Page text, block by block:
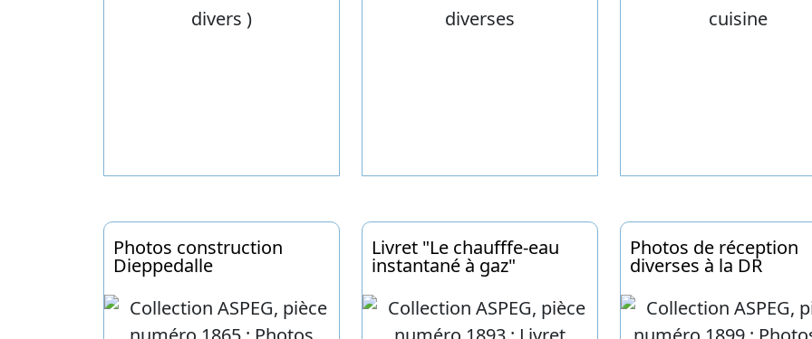
Photos construction
Dieppedalle
Livret "Le chaufffe-eau
instantané à gaz"
Photos de réception
diverses à la DR